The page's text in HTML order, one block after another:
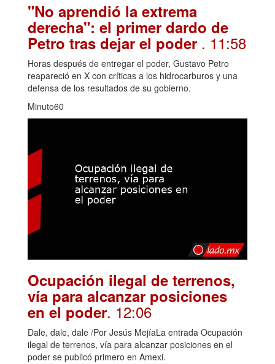
"No aprendió la extrema
derecha": el primer dardo de
Petro tras dejar el poder . 11:58
Horas después de entregar el poder, Gustavo Petro
reapareció en X con críticas a los hidrocarburos y una
defensa de los resultados de su gobierno.
Minuto60
Ocupación ilegal de terrenos,
vía para alcanzar posiciones
en el poder. 12:06
Dale, dale, dale /Por Jesús MejíaLa entrada Ocupación
ilegal de terrenos, vía para alcanzar posiciones en el
poder se publicó primero en Amexi.